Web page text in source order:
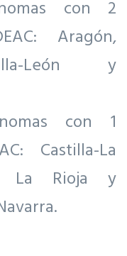
con 2
Aragón,
León y
con 1
Castilla-La
La Rioja y